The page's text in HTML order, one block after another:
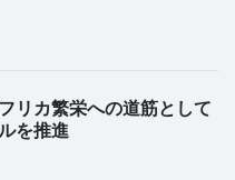
リカ繁栄への道筋として
を推進